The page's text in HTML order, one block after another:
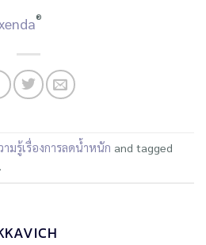
®
ามรู้เรื่องการลดน้ำหนัก and tagged
.